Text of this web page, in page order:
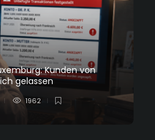
Kunden von
gelassen
1962